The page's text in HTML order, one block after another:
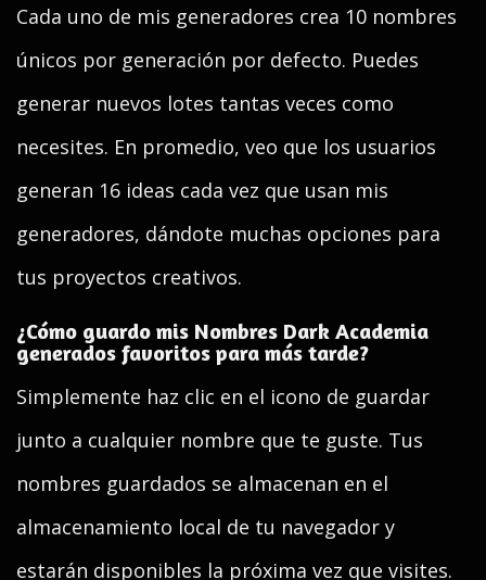
Cada uno de mis generadores crea 10 nombres
únicos por generación por defecto. Puedes
generar nuevos lotes tantas veces como
necesites. En promedio, veo que los usuarios
generan 16 ideas cada vez que usan mis
generadores, dándote muchas opciones para
tus proyectos creativos.
¿Cómo guardo mis Nombres Dark Academia
generados favoritos para más tarde?
Simplemente haz clic en el icono de guardar
junto a cualquier nombre que te guste. Tus
nombres guardados se almacenan en el
almacenamiento local de tu navegador y
estarán disponibles la próxima vez que visites.